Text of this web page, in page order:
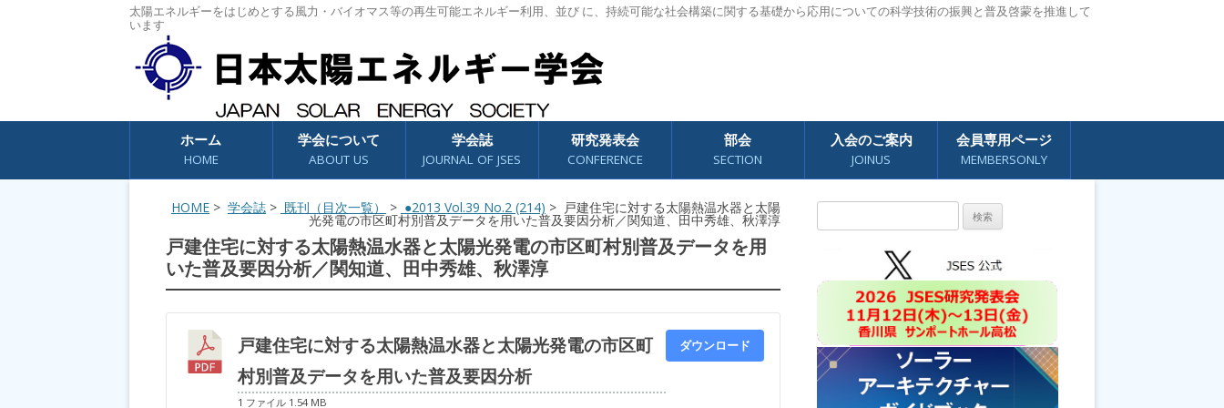
太陽エネルギーをはじめとする風力・バイオマス等の再生可能エネルギー利用、並び に、持続可能な社会構築に関する基礎から応用についての科学技術の振興と普及啓蒙を推進して
います
コンテンツへスキップ
ホーム
HOME
学会について
ABOUT US
学会誌
JOURNAL OF JSES
研究発表会
CONFERENCE
部会
SECTION
入会のご案内
JOINUS
会員専用ページ
MEMBERSONLY
HOME > 学会誌 > 既刊（目次一覧） > ●2013 Vol.39 No.2 (214) > 戸建住宅に対する太陽熱温水器と太陽
光発電の市区町村別普及データを用いた普及要因分析／関知道、田中秀雄、秋澤淳
戸建住宅に対する太陽熱温水器と太陽光発電の市区町村別普及データを用
いた普及要因分析／関知道、田中秀雄、秋澤淳
戸建住宅に対する太陽熱温水器と太陽光発電の市区町
村別普及データを用いた普及要因分析
1 ファイル 1.54 MB
ダウンロード
索: